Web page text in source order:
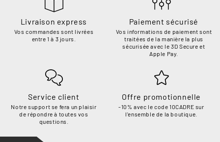
Livraison express
Vos commandes sont livrées
entre 1 à 3 jours.
Paiement sécurisé
Vos informations de paiement sont
traitées de la manière la plus
sécurisée avec le 3D Secure et
Apple Pay.
Service client
Notre support se fera un plaisir
de répondre à toutes vos
questions.
Offre promotionnelle
-10% avec le code 10CADRE sur
l'ensemble de la boutique.